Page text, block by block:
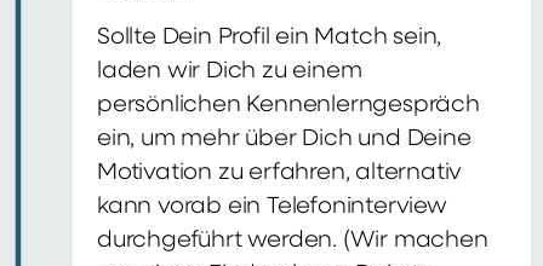
Sollte Dein Profil ein Match sein,
laden wir Dich zu einem
persönlichen Kennenlerngespräch
ein, um mehr über Dich und Deine
Motivation zu erfahren, alternativ
kann vorab ein Telefoninterview
durchgeführt werden. (Wir machen